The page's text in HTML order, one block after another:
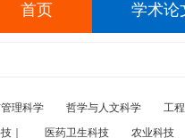
首页 学术论
理科学 哲学与人文科学 工
｜
医药卫生科技 农业科技